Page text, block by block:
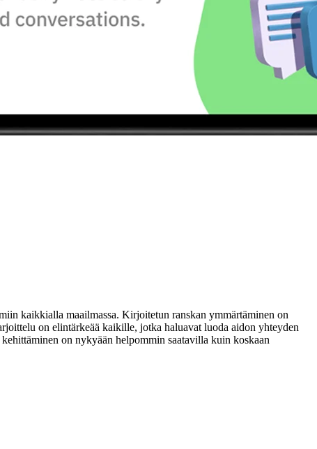
kaikkialla maailmassa. Kirjoitetun ranskan ymmärtäminen on
on elintärkeää kaikille, jotka haluavat luoda aidon yhteyden
on nykyään helpommin saatavilla kuin koskaan